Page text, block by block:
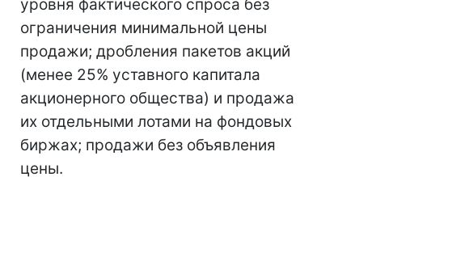
уровня фактического спроса без
ограничения минимальной цены
продажи; дробления пакетов акций
(менее 25% уставного капитала
акционерного общества) и продажа
их отдельными лотами на фондовых
биржах; продажи без объявления
цены.